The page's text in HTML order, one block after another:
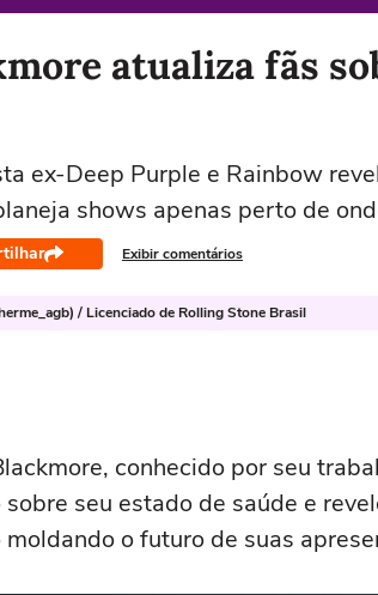
atualiza fãs
ex-Deep Purple e Rainbow
shows apenas perto de
Exibir comentários
/ Licenciado de Rolling Stone Brasil
conhecido por seu
seu estado de saúde e
o futuro de suas